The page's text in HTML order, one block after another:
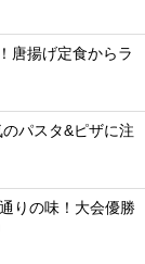
唐揚げ定食からラ
パスタ&ピザに注
りの味！大会優勝